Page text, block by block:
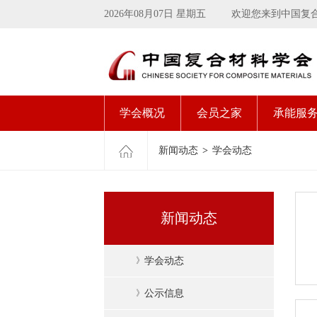
2026年08月07日 星期五 欢迎您来到中国复
学会概况 会员之家 承能服
新闻动态 > 学会动态
新闻动态
》 学会动态
》 公示信息